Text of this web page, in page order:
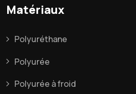
Matériaux
Polyuréthane
Polyurée
Polyurée à froid